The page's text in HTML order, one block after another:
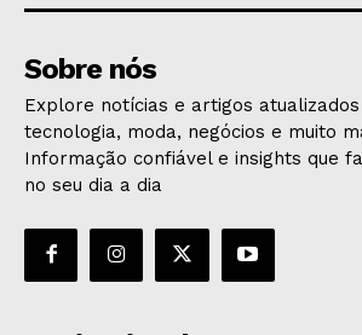
Sobre nós
Explore notícias e artigos
tecnologia, moda, negócios e muito
Informação confiável e insights que
no seu dia a dia